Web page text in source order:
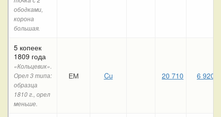
ободками,
корона
большая.
5 копеек
1809 года
«Кольцевик».
Орел 3 типа:
образца
1810 г., орел
меньше.
ЕМ Cu 20 710 6 920